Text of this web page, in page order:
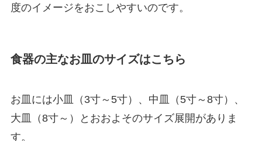
度のイメージをおこしやすいのです。
食器の主なお皿のサイズはこちら
お皿には小皿（3寸～5寸）、中皿（5寸～8寸）、
大皿（8寸～）とおおよそのサイズ展開がありま
す。